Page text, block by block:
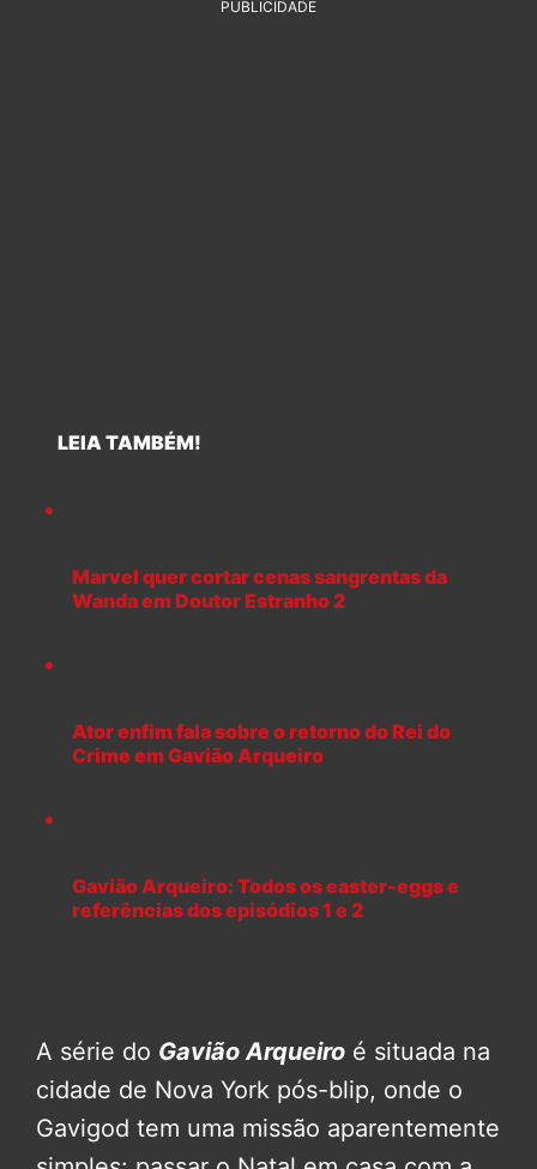
PUBLICIDADE
LEIA TAMBÉM!
Marvel quer cortar cenas sangrentas da
Wanda em Doutor Estranho 2
Ator enfim fala sobre o retorno do Rei do
Crime em Gavião Arqueiro
Gavião Arqueiro: Todos os easter-eggs e
referências dos episódios 1 e 2
A série do Gavião Arqueiro é situada na
cidade de Nova York pós-blip, onde o
Gavigod tem uma missão aparentemente